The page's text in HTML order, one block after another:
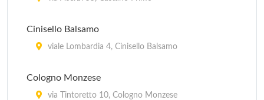
Cinisello Balsamo
viale Lombardia 4, Cinisello Balsamo
Cologno Monzese
via Tintoretto 10, Cologno Monzese